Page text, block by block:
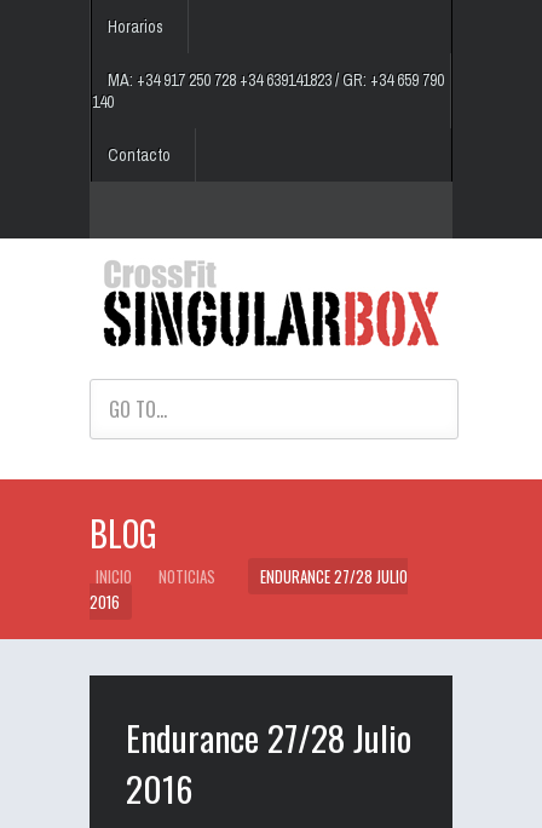
Horarios
MA: +34 917 250 728 +34 639141823 / GR: +34 659 790
140
Contacto
GO TO...
BLOG
INICIO NOTICIAS
ENDURANCE 27/28 JULIO
2016
Endurance 27/28 Julio
2016